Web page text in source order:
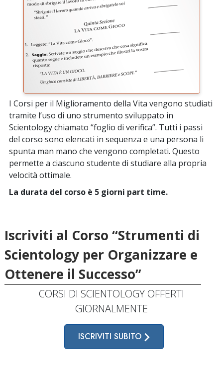
I Corsi per il Miglioramento della Vita vengono studiati
tramite l’uso di uno strumento sviluppato in
Scientology chiamato “foglio di verifica”. Tutti i passi
del corso sono elencati in sequenza e una persona li
spunta man mano che vengono completati. Questo
permette a ciascuno studente di studiare alla propria
velocità ottimale.
La durata del corso è 5 giorni part time.
Iscriviti al Corso “Strumenti di
Scientology per Organizzare e
Ottenere il Successo”
CORSI DI SCIENTOLOGY OFFERTI
GIORNALMENTE
ISCRIVITI SUBITO